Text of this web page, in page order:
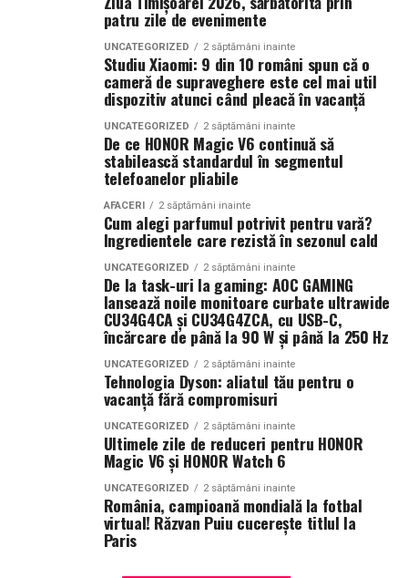
Pe termen lung, beneficiile sunt evidente. Crește
numărul de clienți, se consolidează reputația brandului
și se dezvoltă relații mai puternice cu publicul. În plus,
investițiile realizate în mediul online produc efecte care
se acumulează și generează valoare constantă.
Companiile care tratează mediul digital ca pe un activ
strategic observă frecvent creșteri ale veniturilor și o
poziționare mai bună în piață. Aceste avantaje oferă
stabilitate și creează premisele unei dezvoltări
În concluzie, integrarea unui website performant cu
optimizarea și promovarea eficientă reprezintă una
dintre cele mai profitabile direcții de dezvoltare pentru
orice afacere care dorește să își crească numărul de
clienți și să își consolideze prezența online.
(Advertorial AI)
Tropic Thunder– vacanța într-o sticlă
Pentru cei care preferă parfumurile mai calde și
senzuale, Tropic Thunder propune o atmosferă complet
Smochina coaptă, laptele de cocos și lemnul de santal
construiesc o compoziție inspirată de zilele petrecute la
soare și de energia destinațiilor tropicale. Este un
parfum care îmbină prospețimea fructelor cu confortul
notelor cremoase și lemnoase, fiind ideal pentru serile
Parfumuri create fără limite
La La Lime, cât șiTropic Thunderfac parte dinTop
, prima colecție Oriflame inspirată din parfumeria
Colecția a fost dezvoltată în colaborare cu Givaudan și
cu noua generație de parfumieri ai școlii sale de
parfumerie. În cadrul unui proiect unic, aceștia au
primit aceeași provocare: să creeze fără reguli, fără
constrângeri comerciale și fără limitări de cost.
Rezultatul este o colecție de parfumuri moderne,
construite în jurul creativității și al ingredientelor
patru zile de evenimente
UNCATEGORIZED 2 săptămâni inainte
Studiu Xiaomi: 9 din 10 români spun că o
cameră de supraveghere este cel mai util
dispozitiv atunci când pleacă în vacanță
UNCATEGORIZED 2 săptămâni inainte
De ce HONOR Magic V6 continuă să
stabilească standardul în segmentul
telefoanelor pliabile
AFACERI 2 săptămâni inainte
Cum alegi parfumul potrivit pentru vară?
Ingredientele care rezistă în sezonul cald
UNCATEGORIZED 2 săptămâni inainte
De la task-uri la gaming: AOC GAMING
lansează noile monitoare curbate ultrawide
CU34G4CA și CU34G4ZCA, cu USB-C,
încărcare de până la 90 W și până la 250 Hz
UNCATEGORIZED 2 săptămâni inainte
Tehnologia Dyson: aliatul tău pentru o
vacanță fără compromisuri
UNCATEGORIZED 2 săptămâni inainte
Ultimele zile de reduceri pentru HONOR
Magic V6 și HONOR Watch 6
UNCATEGORIZED 2 săptămâni inainte
România, campioană mondială la fotbal
virtual! Răzvan Puiu cucerește titlul la
Paris